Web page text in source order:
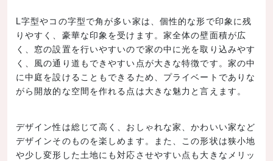
L字型やコの字型で角が多い家は、個性的な形で印象に残
りやすく、豪華な印象を受けます。家全体の壁面積が広
く、窓の設置を行いやすいので家の中に光を取り込みやす
く、風の通り道もできやすい点が大きな特徴です。家の中
に中庭を設けることもできるため、プライベートでありな
がら開放的な空間を作れる点は大きな魅力と言えます。
デザイン性は総じて高く、おしゃれな家、かわいい家など
デザインそのものを楽しめます。また、この形状は狭小地
や少し変形した土地にも対応させやすい点も大きなメリッ